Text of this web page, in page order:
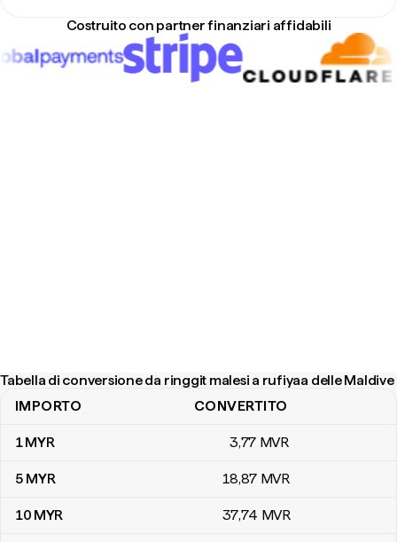
Costruito con partner finanziari affidabili
Tabella di conversione da ringgit malesi a rufiyaa delle Maldive
Tabella di conversione da ringgit malesi a rufiyaa delle Maldive
IMPORTO CONVERTITO
1MYR 3,77 MVR
5 MYR 18,87 MVR
10 MYR 37,74 MVR